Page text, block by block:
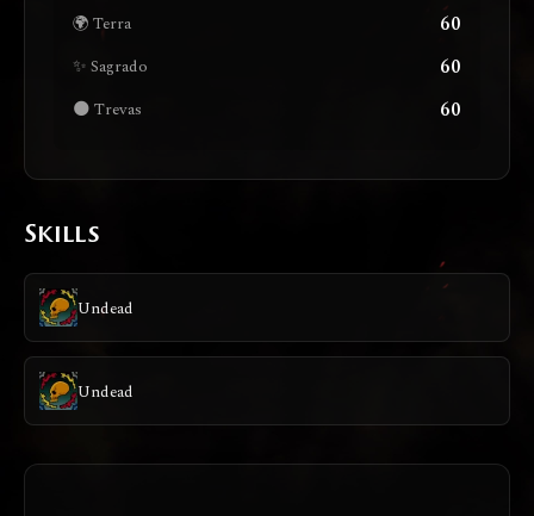
🌍 Terra 60
✨ Sagrado 60
🌑 Trevas 60
Skills
Undead
Undead